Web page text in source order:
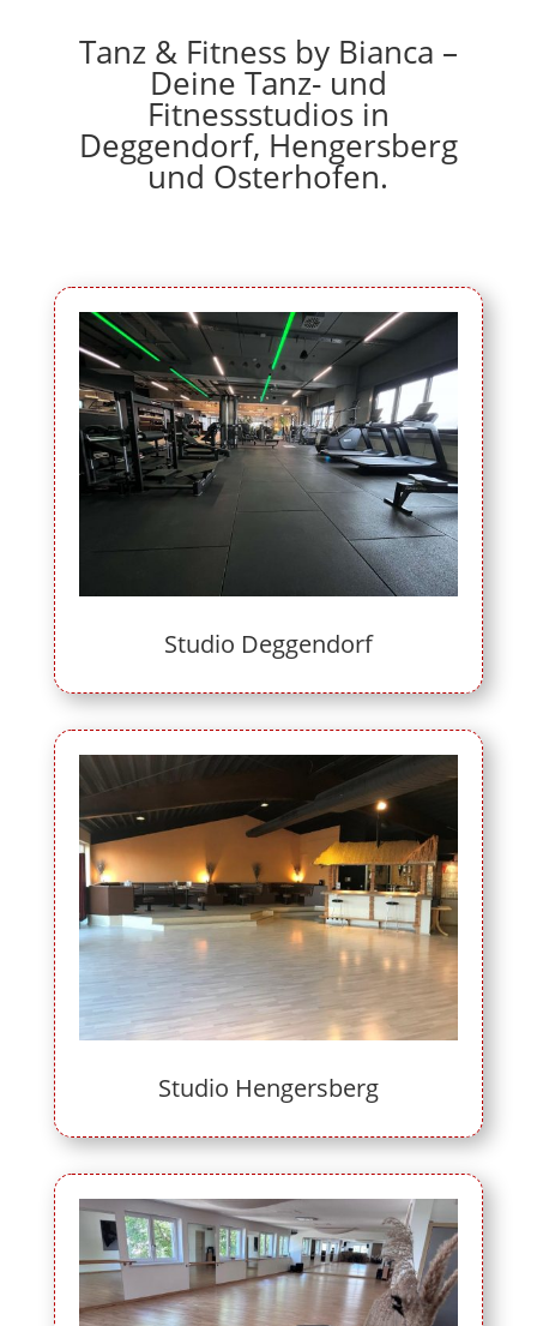
Tanz & Fitness by Bianca –
Deine Tanz- und
Fitnessstudios in
Deggendorf, Hengersberg
und Osterhofen.
Studio Deggendorf
Studio Hengersberg